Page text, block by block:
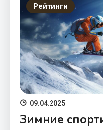
Рейтинги
09.04.2025
Зимние